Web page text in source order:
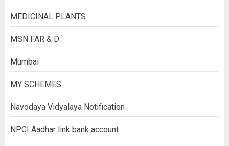
MEDICINAL PLANTS
MSN FAR & D
Mumbai
MY SCHEMES
Navodaya Vidyalaya Notification
NPCI Aadhar link bank account